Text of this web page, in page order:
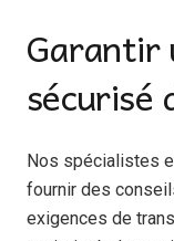
Garantir
sécurisé
Nos spécialistes
fournir des
exigences de